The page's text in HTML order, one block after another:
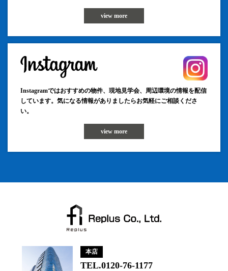
view more
Instagramではおすすめの物件、現地見学会、周辺環境の情報を配信
しています。気になる情報がありましたらお気軽にご相談くださ
い。
view more
本店
TEL.0120-76-1177